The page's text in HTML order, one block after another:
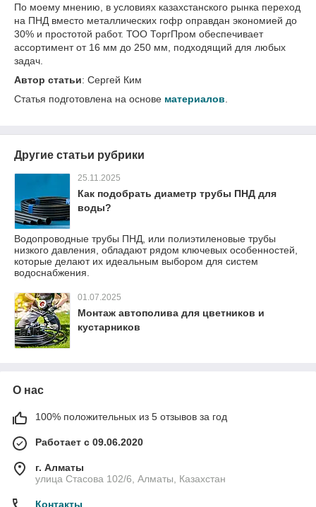
По моему мнению, в условиях казахстанского рынка переход
на ПНД вместо металлических гофр оправдан экономией до
30% и простотой работ. ТОО ТоргПром обеспечивает
ассортимент от 16 мм до 250 мм, подходящий для любых
задач.
Автор статьи: Сергей Ким
Статья подготовлена на основе материалов
Другие статьи рубрики
25.11.2025
Как подобрать диаметр трубы ПНД для
воды?
Водопроводные трубы ПНД, или полиэтиленовые трубы
низкого давления, обладают рядом ключевых особенностей,
которые делают их идеальным выбором для систем
водоснабжения.
01.07.2025
Монтаж автополива для цветников и
кустарников
О нас
100% положительных из 5 отзывов за год
Работает с 09.06.2020
г. Алматы
улица Стасова 102/6, Алматы, Казахстан
Контакты